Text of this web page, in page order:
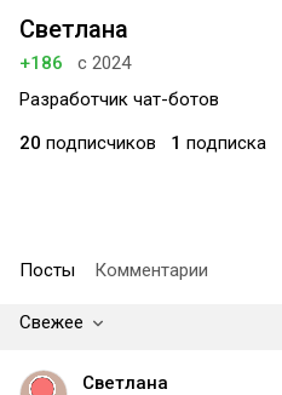
Светлана
+186
с 2024
Разработчик чат-ботов
20 подписчиков 1 подписка
Посты Комментарии
Свежее
Светлана